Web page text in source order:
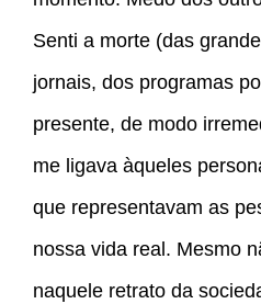
Senti a morte (das
jornais, dos programas
presente, de modo
me ligava àqueles
que representavam as
nossa vida real. Mesmo
naquele retrato da